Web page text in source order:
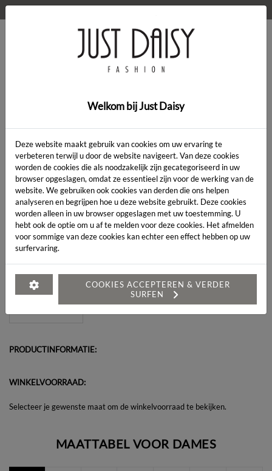
> Kleding
Artikelcode:
LENGTE:*
MAAT:*
Heeft u een vraag over dit artikel?
PRODUCTINFORMATIE:
WINKELVOORRAAD:
Selecteer je gewenste maat om de winkelvoorraad te bekijken.
MAATTABEL VOOR DAMES
Welkom bij Just Daisy
Deze website maakt gebruik van cookies om uw ervaring te
verbeteren terwijl u door de website navigeert. Van deze cookies
worden de cookies die als noodzakelijk zijn gecategoriseerd in uw
browser opgeslagen, omdat ze essentieel zijn voor de werking van de
website. We gebruiken ook cookies van derden die ons helpen
analyseren en begrijpen hoe u deze website gebruikt. Deze cookies
worden alleen in uw browser opgeslagen met uw toestemming. U
hebt ook de optie om u af te melden voor deze cookies. Het afmelden
voor sommige van deze cookies kan echter een effect hebben op uw
surfervaring.
COOKIES ACCEPTEREN & VERDER
SURFEN